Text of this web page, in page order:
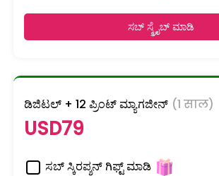
ಸಬ್ ಸ್ಕ್ರೈಬ್ ಮಾಡಿ
ಡಿಜಿಟಲ್ + 12 ಪ್ರಿಂಟ್ ಮ್ಯಾಗಜೀನ್ (1 साल)
USD79
ಸಬ್ ಸ್ಕಿರಪ್ಶನ್ ಗಿಫ್ಟ್ ಮಾಡಿ